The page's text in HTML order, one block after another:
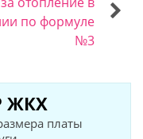
по формуле
№3
ЖКХ
платы